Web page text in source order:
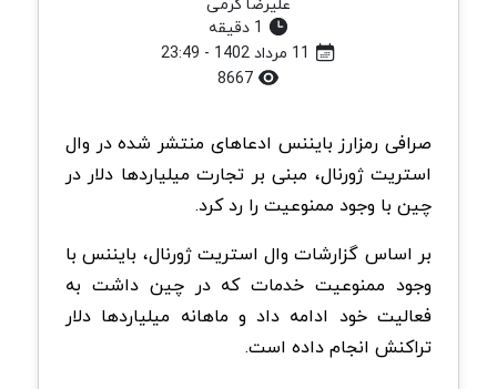
صرافی رمزارز بایننس ادعاهای منتشر شده در وال
استریت ژورنال، مبنی بر تجارت میلیاردها دلار در
چین با وجود ممنوعیت را رد کرد.
بر اساس گزارشات وال استریت ژورنال، بایننس با
وجود ممنوعیت خدمات که در چین داشت به
فعالیت خود ادامه داد و ماهانه میلیاردها دلار
تراکنش انجام داده است.